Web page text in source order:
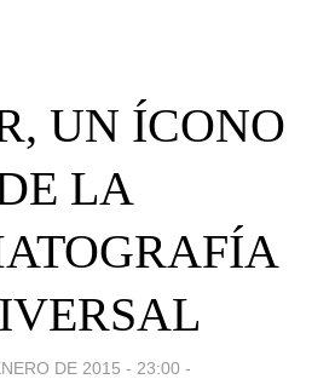
UN ÍCONO
LA
DE 2015 - 23:00 -